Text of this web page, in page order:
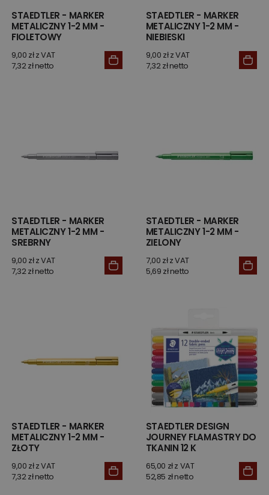
STAEDTLER - MARKER
METALICZNY 1-2 MM -
FIOLETOWY
9,00 zł z VAT
7,32 zł netto
STAEDTLER - MARKER
METALICZNY 1-2 MM -
NIEBIESKI
9,00 zł z VAT
7,32 zł netto
STAEDTLER - MARKER
METALICZNY 1-2 MM -
SREBRNY
9,00 zł z VAT
7,32 zł netto
STAEDTLER - MARKER
METALICZNY 1-2 MM -
ZIELONY
7,00 zł z VAT
5,69 zł netto
STAEDTLER - MARKER
METALICZNY 1-2 MM -
ZŁOTY
9,00 zł z VAT
7,32 zł netto
STAEDTLER DESIGN
JOURNEY FLAMASTRY DO
TKANIN 12 K
65,00 zł z VAT
52,85 zł netto